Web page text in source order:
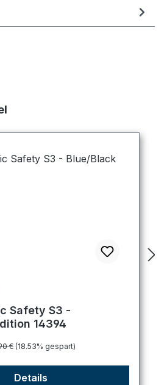
Bewertung von 4.75 von 5
Safety S3 -
14394
Preis:
€ (18.53% gespart)
Details